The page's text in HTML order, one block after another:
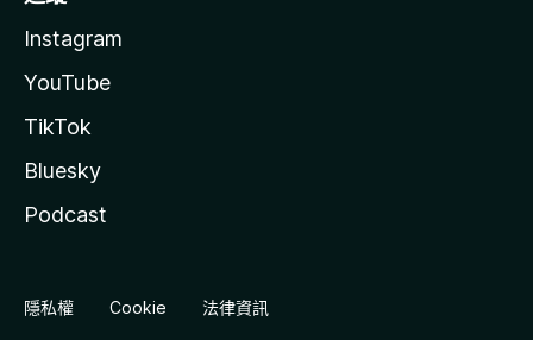
Instagram
YouTube
TikTok
Bluesky
Podcast
隱私權 Cookie 法律資訊